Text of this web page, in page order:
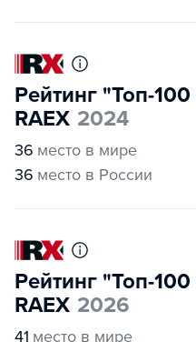
Рейтинг "Топ-
RAEX 2024
36 место в мире
36 место в России
Рейтинг "Топ-
RAEX 2026
41 место в мире